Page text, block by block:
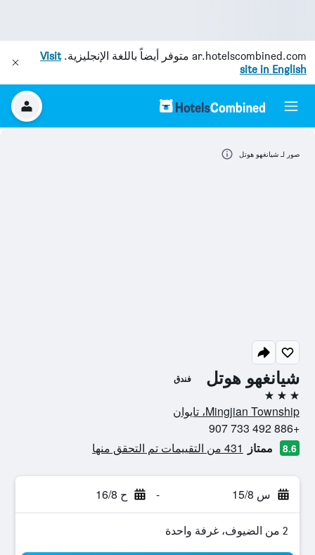
ar.hotelscombined.com متوفر أيضاً باللغة الإنجليزية.Visit
site in English
شيانغهو هوتل فندق
3 نجوم
Mingjian Township، تايوان
+886 492 733 907
8.6 ممتاز 431 من التقييمات تم التحقق منها
س 15/8 - ح 16/8
2 من الضيوف، غرفة واحدة
صور لـ شيانغهو هوتل